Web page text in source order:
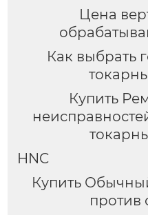
Цена
Как выбрать
Купить
HNC
Купить
против